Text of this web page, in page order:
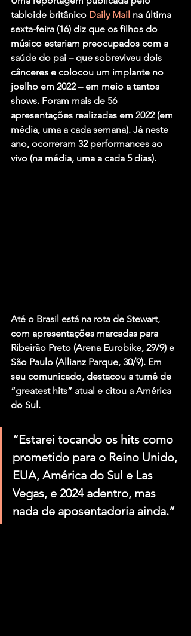
tabloide britânico Daily Mail na última
sexta-feira (16) diz que os filhos do
músico estariam preocupados com a
saúde do pai – que sobreviveu dois
cânceres e colocou um implante no
joelho em 2022 – em meio a tantos
shows. Foram mais de 56
apresentações realizadas em 2022 (em
média, uma a cada semana). Já neste
ano, ocorreram 32 performances ao
vivo (na média, uma a cada 5 dias).
Até o Brasil está na rota de Stewart,
com apresentações marcadas para
Ribeirão Preto (Arena Eurobike, 29/9) e
São Paulo (Allianz Parque, 30/9). Em
seu comunicado, destacou a turnê de
“greatest hits” atual e citou a América
do Sul.
“Estarei tocando os hits como
prometido para o Reino Unido,
EUA, América do Sul e Las
Vegas, e 2024 adentro, mas
nada de aposentadoria ainda.”